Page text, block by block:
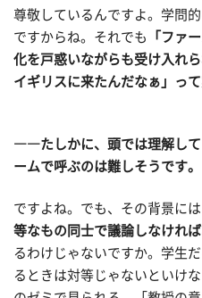
尊敬しているんですよ。学問
ですからね。それでも
「ファ
化を戸惑いながらも受け入れ
イギリスに来たんだなぁ」っ
――たしかに、頭では理解して
ームで呼ぶのは難しそうです。
ですよね。でも、その背景には
等なもの同士で議論しなければ
るわけじゃないですか。学生
るときは対等じゃないといけ